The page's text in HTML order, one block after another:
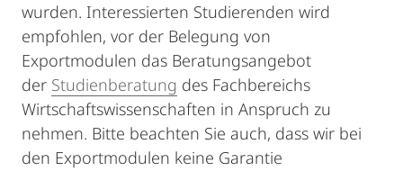
wurden. Interessierten Studierenden wird
empfohlen, vor der Belegung von
Exportmodulen das Beratungsangebot
der Studienberatung des Fachbereichs
Wirtschaftswissenschaften in Anspruch zu
nehmen. Bitte beachten Sie auch, dass wir bei
den Exportmodulen keine Garantie